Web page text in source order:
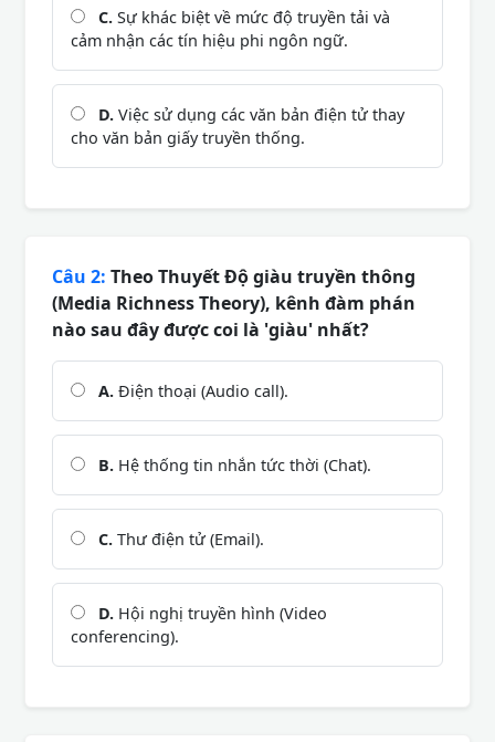
C. Sự khác biệt về mức độ truyền tải và
cảm nhận các tín hiệu phi ngôn ngữ.
D. Việc sử dụng các văn bản điện tử thay
cho văn bản giấy truyền thống.
Câu 2: Theo Thuyết Độ giàu truyền thông
(Media Richness Theory), kênh đàm phán
nào sau đây được coi là 'giàu' nhất?
A. Điện thoại (Audio call).
B. Hệ thống tin nhắn tức thời (Chat).
C. Thư điện tử (Email).
D. Hội nghị truyền hình (Video
conferencing).